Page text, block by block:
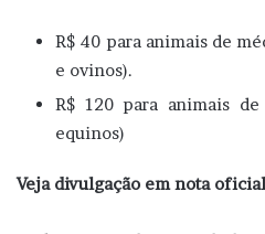
R$ 40 para animais de
e ovinos).
R$ 120 para animais
equinos)
Veja divulgação em nota